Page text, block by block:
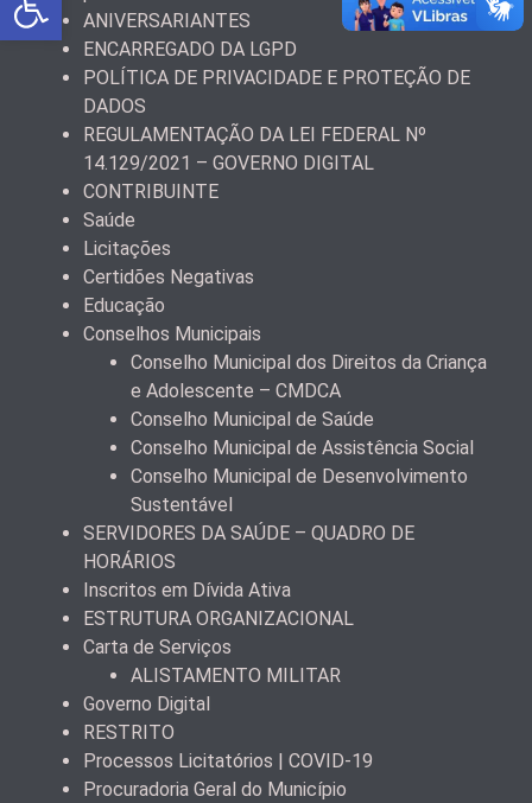
ANIVERSARIANTES
ENCARREGADO DA LGPD
POLÍTICA DE PRIVACIDADE E PROTEÇÃO DE
DADOS
REGULAMENTAÇÃO DA LEI FEDERAL Nº
14.129/2021 – GOVERNO DIGITAL
CONTRIBUINTE
Saúde
Licitações
Certidões Negativas
Educação
Conselhos Municipais
Conselho Municipal dos Direitos da Criança
e Adolescente – CMDCA
Conselho Municipal de Saúde
Conselho Municipal de Assistência Social
Conselho Municipal de Desenvolvimento
Sustentável
SERVIDORES DA SAÚDE – QUADRO DE
HORÁRIOS
Inscritos em Dívida Ativa
ESTRUTURA ORGANIZACIONAL
Carta de Serviços
ALISTAMENTO MILITAR
Governo Digital
RESTRITO
Processos Licitatórios | COVID-19
Procuradoria Geral do Município